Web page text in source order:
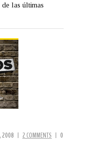
de las últimas
2008 | 2 COMMENTS | 0